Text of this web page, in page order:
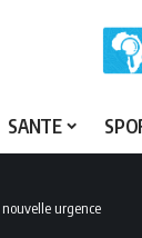
SANTE
urgence